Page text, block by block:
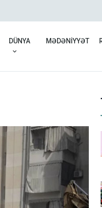
7 ayda 41 mindən
DÜNYA MƏDƏNİYYƏT